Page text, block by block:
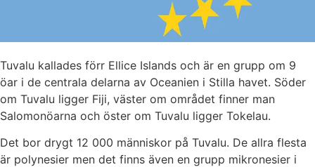
Tuvalu kallades förr Ellice Islands och är en grupp om 9
öar i de centrala delarna av Oceanien i Stilla havet. Söder
om Tuvalu ligger Fiji, väster om området finner man
Salomonöarna och öster om Tuvalu ligger Tokelau.
Det bor drygt 12 000 människor på Tuvalu. De allra flesta
är polynesier men det finns även en grupp mikronesier i